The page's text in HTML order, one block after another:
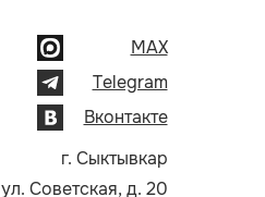
MAX
Telegram
Вконтакте
г. Сыктывкар
ул. Советская, д. 20